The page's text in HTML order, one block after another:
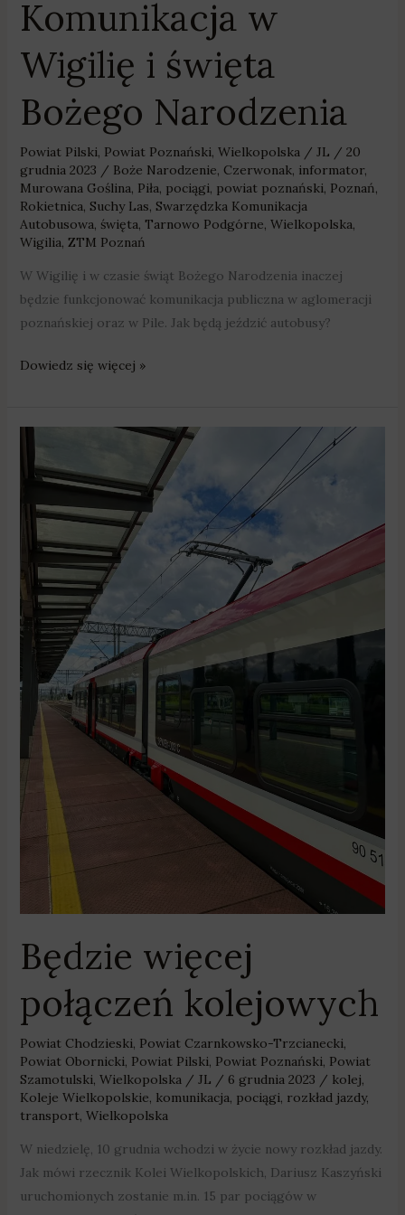
Komunikacja w
Wigilię i święta
Bożego Narodzenia
Powiat Pilski, Powiat Poznański, Wielkopolska/ JL / 20
grudnia 2023 / Boże Narodzenie, Czerwonak, informator,
Murowana Goślina, Piła, pociągi, powiat poznański, Poznań,
Rokietnica, Suchy Las, Swarzędzka Komunikacja
Autobusowa, święta, Tarnowo Podgórne, Wielkopolska,
Wigilia, ZTM Poznań
W Wigilię i w czasie świąt Bożego Narodzenia inaczej
będzie funkcjonować komunikacja publiczna w aglomeracji
poznańskiej oraz w Pile. Jak będą jeździć autobusy?
Dowiedz się więcej »
Będzie więcej
połączeń kolejowych
Powiat Chodzieski, Powiat Czarnkowsko-Trzcianecki,
Powiat Obornicki, Powiat Pilski, Powiat Poznański, Powiat
Szamotulski, Wielkopolska/ JL / 6 grudnia 2023 / kolej,
Koleje Wielkopolskie, komunikacja, pociągi, rozkład jazdy,
transport, Wielkopolska
W niedzielę, 10 grudnia wchodzi w życie nowy rozkład jazdy.
Jak mówi rzecznik Kolei Wielkopolskich, Dariusz Kaszyński
uruchomionych zostanie m.in. 15 par pociągów w
więcej
połączeń
kolejowych